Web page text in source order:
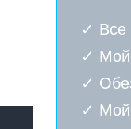
✓ Все
✓
✓
✓